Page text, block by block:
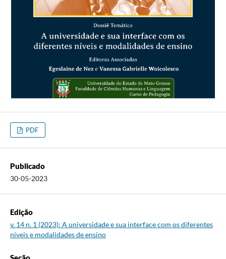
PDF
Publicado
30-05-2023
Edição
v. 14 n. 1 (2023): A universidade e sua interface com os diferentes
níveis e modalidades de ensino